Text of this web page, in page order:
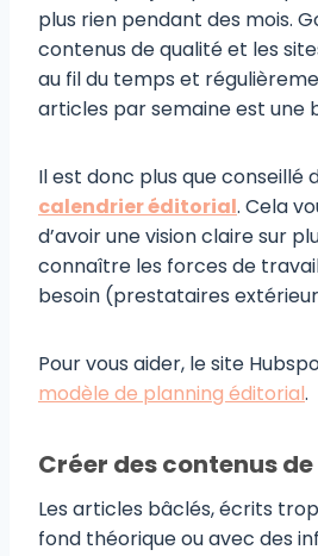
plus rien pendant des mois.
contenus de qualité et les
au fil du temps et
articles par semaine est une
Il est donc plus que conseillé
calendrier éditorial. Cela
d’avoir une vision claire sur
connaître les forces de
besoin (prestataires
Pour vous aider, le site
modèle de planning éditorial.
Créer des contenus
Les articles bâclés, écrits
fond théorique ou avec des